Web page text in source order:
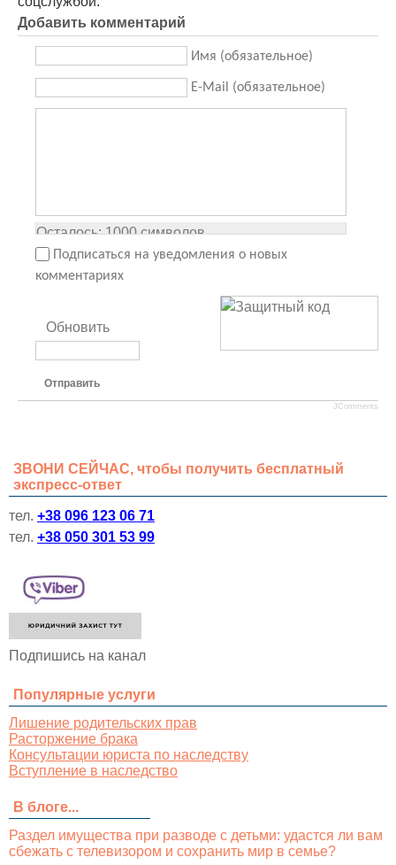
ЗВОНИ СЕЙЧАС, чтобы получить бесплатный
экспресс-ответ
тел. +38 096 123 06 71
тел. +38 050 301 53 99
Подпишись на канал
Популярные услуги
Лишение родительских прав
Расторжение брака
Консультации юриста по наследству
Вступление в наследство
В блоге...
Раздел имущества при разводе с детьми: удастся ли вам
сбежать с телевизором и сохранить мир в семье?
Добавить комментарий
Имя (обязательное)
E-Mail (обязательное)
Осталось:1000символов
Подписаться на уведомления о новых
комментариях
Обновить
Отправить
JComments